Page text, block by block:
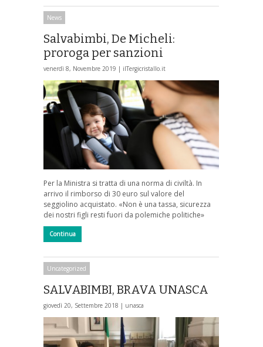
News
Salvabimbi, De Micheli:
proroga per sanzioni
venerdì 8, Novembre 2019 | ilTergicristallo.it
Per la Ministra si tratta di una norma di civiltà. In
arrivo il rimborso di 30 euro sul valore del
seggiolino acquistato. «Non è una tassa, sicurezza
dei nostri figli resti fuori da polemiche politiche»
Continua
Uncategorized
SALVABIMBI, BRAVA UNASCA
giovedì 20, Settembre 2018 | unasca